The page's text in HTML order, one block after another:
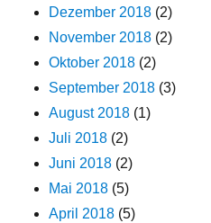
Dezember 2018 (2)
November 2018 (2)
Oktober 2018 (2)
September 2018 (3)
August 2018 (1)
Juli 2018 (2)
Juni 2018 (2)
Mai 2018 (5)
April 2018 (5)